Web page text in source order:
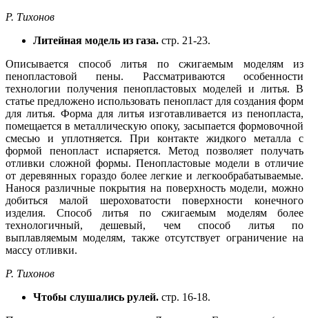
Р. Тихонов
Литейная модель из газа. стр. 21-23.
Описывается способ литья по сжигаемым моделям из
пенопластовой пены. Рассматриваются особенности
технологии получения пенопластовых моделей и литья. В
статье предложено использовать пенопласт для создания форм
для литья. Форма для литья изготавливается из пенопласта,
помещается в металлическую опоку, засыпается формовочной
смесью и уплотняется. При контакте жидкого металла с
формой пенопласт испаряется. Метод позволяет получать
отливки сложной формы. Пенопластовые модели в отличие
от деревянных гораздо более легкие и легкообрабатываемые.
Нанося различные покрытия на поверхность модели, можно
добиться малой шероховатости поверхности конечного
изделия. Способ литья по сжигаемым моделям более
технологичный, дешевый, чем способ литья по
выплавляемым моделям, также отсутствует ограничение на
массу отливки.
Р. Тихонов
Чтобы слушались рулей. стр. 16-18.